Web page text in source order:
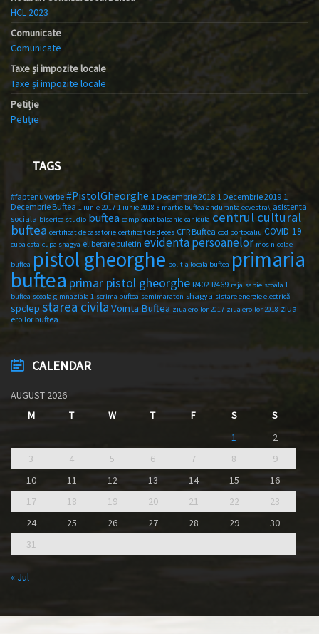
HCL 2023
Comunicate
Comunicate
Taxe și impozite locale
Taxe și impozite locale
Petiție
Petiție
TAGS
#faptenuvorbe #PistolGheorghe 1 Decembrie 2018 1 Decembrie 2019 1
Decembrie Buftea 1 iunie 2017 1 iunie 2018 8 martie buftea anduranta ecvestra\ asistenta
sociala biserica studio buftea campionat balcanic canicula centrul cultural
buftea certificat de casatorie certificat de deces CFR Buftea cod portocaliu COVID-19
cupa csta cupa shagya eliberare buletin evidenta persoanelor mos nicolae
buftea pistol gheorghe politia locala buftea primaria
buftea primar pistol gheorghe R402 R469 raja sabie scoala 1
buftea scoala gimnaziala 1 scrima buftea semimaraton shagya sistare energie electrică
spclep starea civila Vointa Buftea ziua eroilor 2017 ziua eroilor 2018 ziua
eroilor buftea
CALENDAR
AUGUST 2026
M
T W T F S
S
1
2
3
4 5 6 7 8
9
10
11 12 13 14 15
16
17
18 19 20 21 22
23
24
25 26 27 28 29
30
31
« Jul